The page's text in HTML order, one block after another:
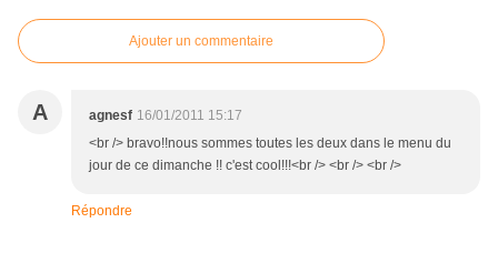
Ajouter un commentaire
A agnesf 16/01/2011 15:17
<br /> bravo!!nous sommes toutes les deux dans le menu du
jour de ce dimanche !! c'est cool!!!<br /> <br /> <br />
Répondre